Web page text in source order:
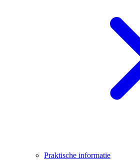
Praktische informatie